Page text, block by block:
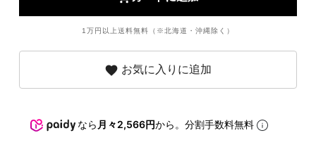
1万円以上送料無料（※北海道・沖縄除く）
favorite お気に入りに追加
なら 月々2,566円から。分割手数料無料